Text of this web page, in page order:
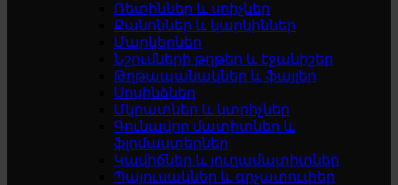
Ռետիններ և սրիչներ
Քանոններ և կարկիններ
Մարկերներ
Նշումների թղթեր և էջանիշեր
Թղթապանակներ և ֆայլեր
Սոսինձներ
Մկրատներ և կտրիչներ
Գունավոր մատիտներ և
ֆլոմաստերներ
Կավիճներ և յուղամատիտներ
Պայուսակներ և գրչատուփեր